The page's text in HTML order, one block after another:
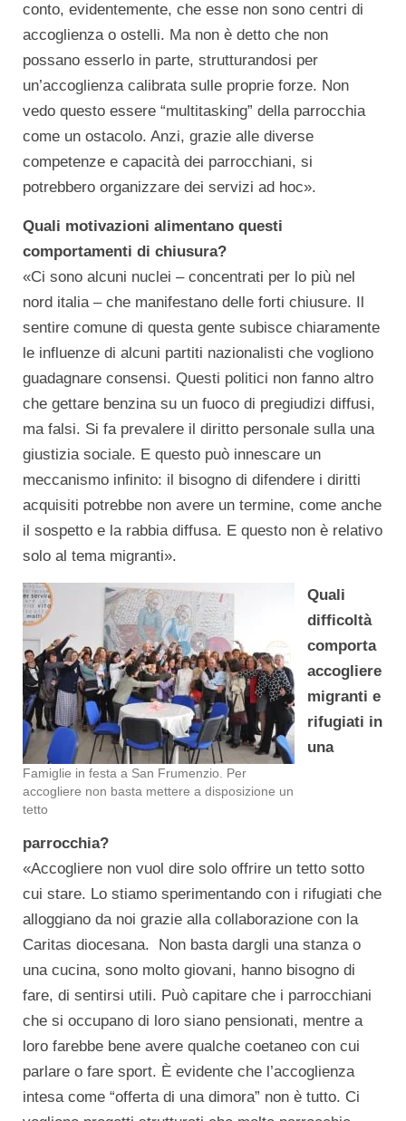
conto, evidentemente, che esse non sono centri di
accoglienza o ostelli. Ma non è detto che non
possano esserlo in parte, strutturandosi per
un’accoglienza calibrata sulle proprie forze. Non
vedo questo essere “multitasking” della parrocchia
come un ostacolo. Anzi, grazie alle diverse
competenze e capacità dei parrocchiani, si
potrebbero organizzare dei servizi ad hoc».
Quali motivazioni alimentano questi
comportamenti di chiusura?
«Ci sono alcuni nuclei – concentrati per lo più nel
nord italia – che manifestano delle forti chiusure. Il
sentire comune di questa gente subisce chiaramente
le influenze di alcuni partiti nazionalisti che vogliono
guadagnare consensi. Questi politici non fanno altro
che gettare benzina su un fuoco di pregiudizi diffusi,
ma falsi. Si fa prevalere il diritto personale sulla una
giustizia sociale. E questo può innescare un
meccanismo infinito: il bisogno di difendere i diritti
acquisiti potrebbe non avere un termine, come anche
il sospetto e la rabbia diffusa. E questo non è relativo
solo al tema migranti».
Famiglie in festa a San Frumenzio. Per
accogliere non basta mettere a disposizione un
tetto
Quali
difficoltà
comporta
accogliere
migranti e
rifugiati in
una
parrocchia?
«Accogliere non vuol dire solo offrire un tetto sotto
cui stare. Lo stiamo sperimentando con i rifugiati che
alloggiano da noi grazie alla collaborazione con la
Caritas diocesana. Non basta dargli una stanza o
una cucina, sono molto giovani, hanno bisogno di
fare, di sentirsi utili. Può capitare che i parrocchiani
che si occupano di loro siano pensionati, mentre a
loro farebbe bene avere qualche coetaneo con cui
parlare o fare sport. È evidente che l’accoglienza
intesa come “offerta di una dimora” non è tutto. Ci